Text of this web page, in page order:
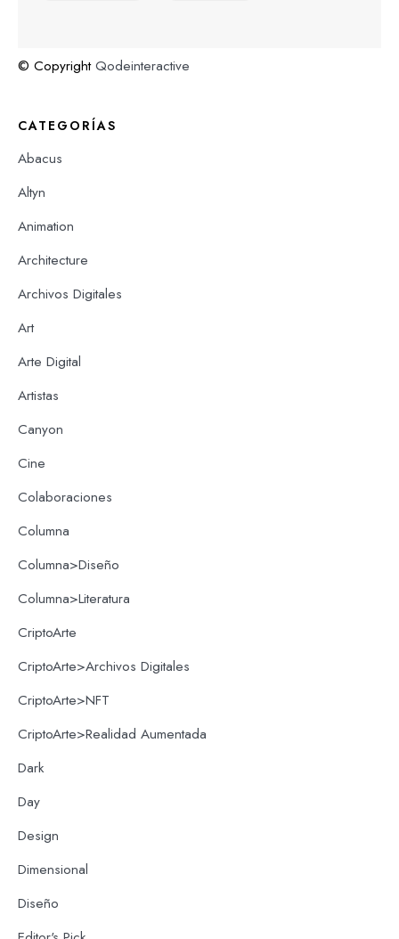
© CopyrightQodeinteractive
CATEGORÍAS
Abacus
Altyn
Animation
Architecture
Archivos Digitales
Art
Arte Digital
Artistas
Canyon
Cine
Colaboraciones
Columna
Columna>Diseño
Columna>Literatura
CriptoArte
CriptoArte>Archivos Digitales
CriptoArte>NFT
CriptoArte>Realidad Aumentada
Dark
Day
Design
Dimensional
Diseño